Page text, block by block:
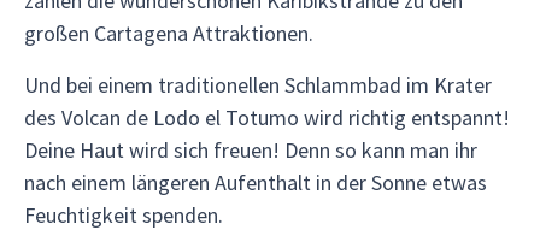
großen Cartagena Attraktionen.
Und bei einem traditionellen Schlammbad im Krater
des Volcan de Lodo el Totumo wird richtig entspannt!
Deine Haut wird sich freuen! Denn so kann man ihr
nach einem längeren Aufenthalt in der Sonne etwas
Feuchtigkeit spenden.